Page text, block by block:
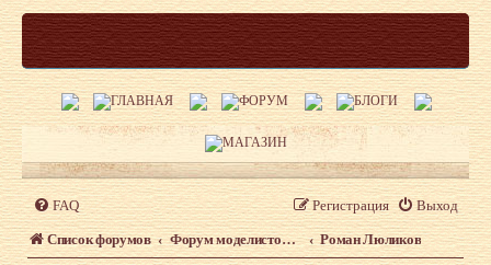
FAQ Выход
Регистрация
Список форумов Форум моделистов Верфь на столе. Авторские работы Роман Люликов